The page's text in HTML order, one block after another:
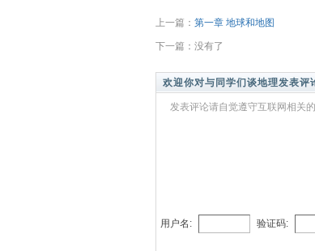
上一篇： 第一章 地球和地图
下一篇：没有了
欢迎你对与同学们谈地理发表评
发表评论请自觉遵守互联网相关
用户名: 验证码: